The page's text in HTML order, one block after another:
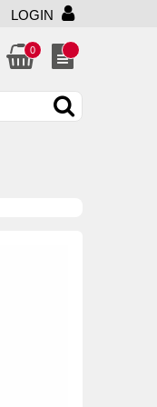
LOGIN
0